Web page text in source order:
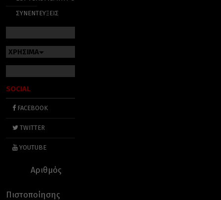
ΣΥΝΕΝΤΕΥΞΕΙΣ
ΧΡΗΣΙΜΑ
SOCIAL
FACEBOOK
TWITTER
YOUTUBE
Αριθμός
Πιστοποίησης